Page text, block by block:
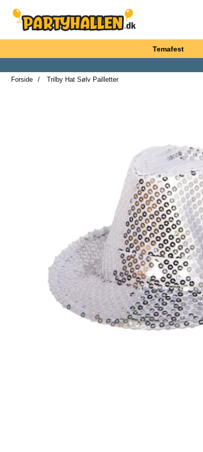
Startside for Partyhallen AB
Temafest
Forside
Trilby Hat Sølv Pailletter